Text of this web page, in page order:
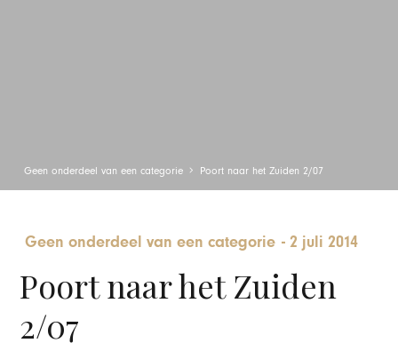
Geen onderdeel van een categorie Poort naar het Zuiden 2/07
Geen onderdeel van een categorie -2 juli 2014
Poort naar het Zuiden
2/07